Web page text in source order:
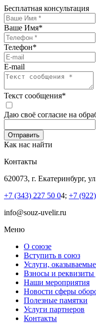
Бесплатная консультация
Ваше Имя*
Телефон*
E-mail
Текст сообщения*
Даю своё согласие на
Как нас найти
Контакты
620073, г. Екатеринбург,
+7 (343) 227 50 04; +7
info@souz-uvelir.ru
Меню
О союзе
Вступить в союз
Услуги,
Взносы и реквизиты
Наши мероприятия
Новости сферы
Полезные памятки
Услуги партнеров
Контакты